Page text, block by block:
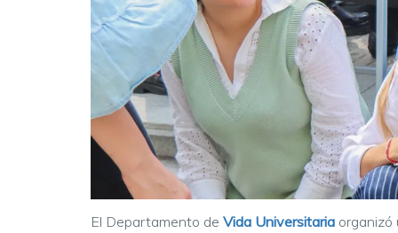
El Departamento de Vida Universitaria organizó